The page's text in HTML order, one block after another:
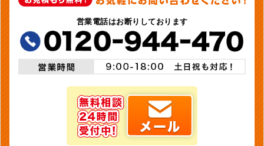
営業電話はお断りしております